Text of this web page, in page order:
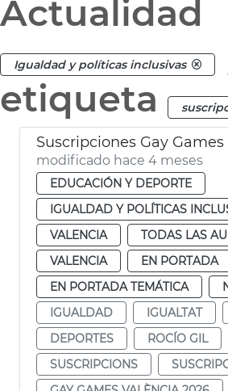
Actualidad
Igualdad y políticas inclusivas
etiqueta
modificado hace 4 meses
EDUCACIÓN Y DEPORTE
IGUALDAD Y POLÍTICAS
VALENCIA
TODAS LAS
VALENCIA
EN PORTADA
EN PORTADA TEMÁTICA
IGUALDAD
IGUALTAT
DEPORTES
ROCÍO GIL
SUSCRIPCIONS